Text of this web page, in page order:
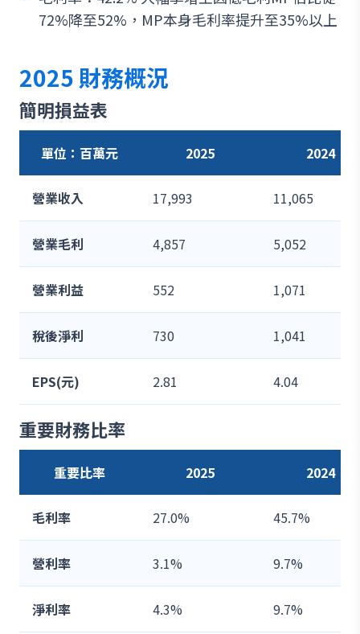
72%降至52%，MP本身毛利率提升至35%以上
2025 財務概況
簡明損益表
單位：百萬元 2025 2024
營業收入 17,993 11,065
營業毛利 4,857 5,052
營業利益 552 1,071
稅後淨利 730 1,041
EPS(元) 2.81 4.04
重要財務比率
重要比率 2025 2024
毛利率 27.0% 45.7%
營利率 3.1% 9.7%
淨利率 4.3% 9.7%